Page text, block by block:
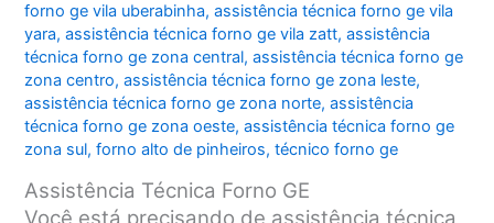
forno ge vila uberabinha,assistência técnica forno ge vila
yara,assistência técnica forno ge vila zatt,assistência
técnica forno ge zona central,assistência técnica forno ge
zona centro,assistência técnica forno ge zona leste,
assistência técnica forno ge zona norte,assistência
técnica forno ge zona oeste,assistência técnica forno ge
zona sul,forno alto de pinheiros,técnico forno ge
Assistência Técnica Forno GE
Você está precisando de assistência técnica